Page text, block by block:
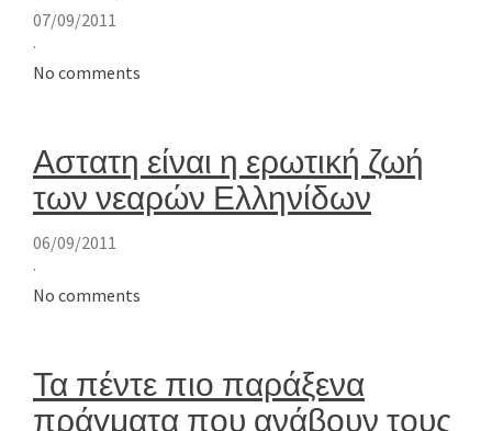
07/09/2011
·
No comments
Αστατη είναι η ερωτική ζωή
των νεαρών Ελληνίδων
06/09/2011
·
No comments
Τα πέντε πιο παράξενα
πράγματα που ανάβουν τους